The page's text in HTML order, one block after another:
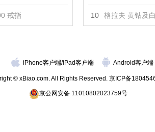
戒指 10 格拉夫 黄钻及
iPhone客户端/iPad客户端 Android客户端
© xBiao.com. All Rights Reserved. 京ICP备
京公网安备 11010802023759号